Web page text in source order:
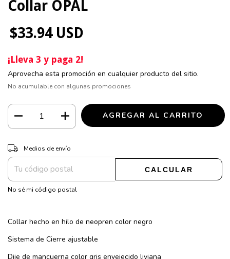
Collar OPAL
$33.94 USD
¡Lleva 3 y paga 2!
Aprovecha esta promoción en cualquier producto del sitio.
No acumulable con algunas promociones
Entregas para el CP:
Medios de envío
CALCULAR
No sé mi código postal
Collar hecho en hilo de neopren color negro
Sistema de Cierre ajustable
Dije de mancuerna color gris envejecido liviana